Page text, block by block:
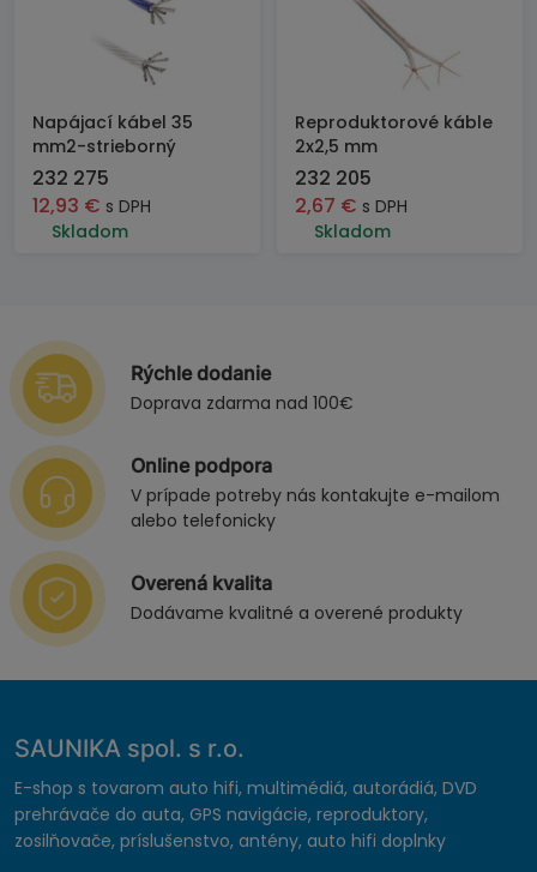
Napájací kábel 35
mm2-strieborný
232 275
12,93 € s DPH
Skladom
Reproduktorové káble
2x2,5 mm
232 205
2,67 € s DPH
Skladom
Rýchle dodanie
Doprava zdarma nad 100€
Online podpora
V prípade potreby nás kontakujte e-mailom
alebo telefonicky
Overená kvalita
Dodávame kvalitné a overené produkty
SAUNIKA spol. s r.o.
E-shop s tovarom auto hifi, multimédiá, autorádiá, DVD
prehrávače do auta, GPS navigácie, reproduktory,
zosilňovače, príslušenstvo, antény, auto hifi doplnky